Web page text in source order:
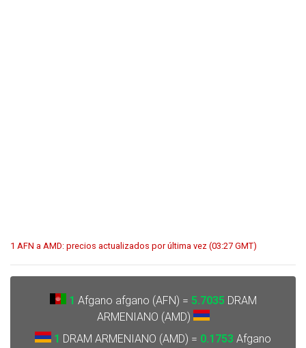
1 AFN a AMD: precios actualizados por última vez (03:27 GMT)
1 Afgano afgano (AFN) = 5.7035 DRAM
ARMENIANO (AMD)
1 DRAM ARMENIANO (AMD) = 0.1753 Afgano